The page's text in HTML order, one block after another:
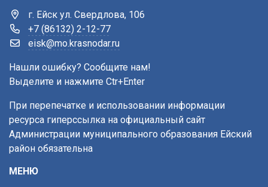
г. Ейск ул. Свердлова, 106
+7 (86132) 2-12-77
eisk@mo.krasnodar.ru
Нашли ошибку? Сообщите нам!
Выделите и нажмите Ctr+Enter
При перепечатке и использовании информации
ресурса гиперссылка на официальный сайт
Администрации муниципального образования Ейский
район обязательна
МЕНЮ